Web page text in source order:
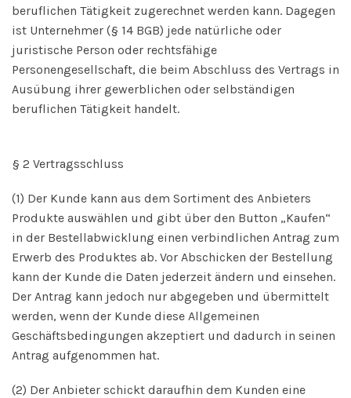
beruflichen Tätigkeit zugerechnet werden kann. Dagegen
ist Unternehmer (§ 14 BGB) jede natürliche oder
juristische Person oder rechtsfähige
Personengesellschaft, die beim Abschluss des Vertrags in
Ausübung ihrer gewerblichen oder selbständigen
beruflichen Tätigkeit handelt.
§ 2 Vertragsschluss
(1) Der Kunde kann aus dem Sortiment des Anbieters
Produkte auswählen und gibt über den Button „Kaufen“
in der Bestellabwicklung einen verbindlichen Antrag zum
Erwerb des Produktes ab. Vor Abschicken der Bestellung
kann der Kunde die Daten jederzeit ändern und einsehen.
Der Antrag kann jedoch nur abgegeben und übermittelt
werden, wenn der Kunde diese Allgemeinen
Geschäftsbedingungen akzeptiert und dadurch in seinen
Antrag aufgenommen hat.
(2) Der Anbieter schickt daraufhin dem Kunden eine